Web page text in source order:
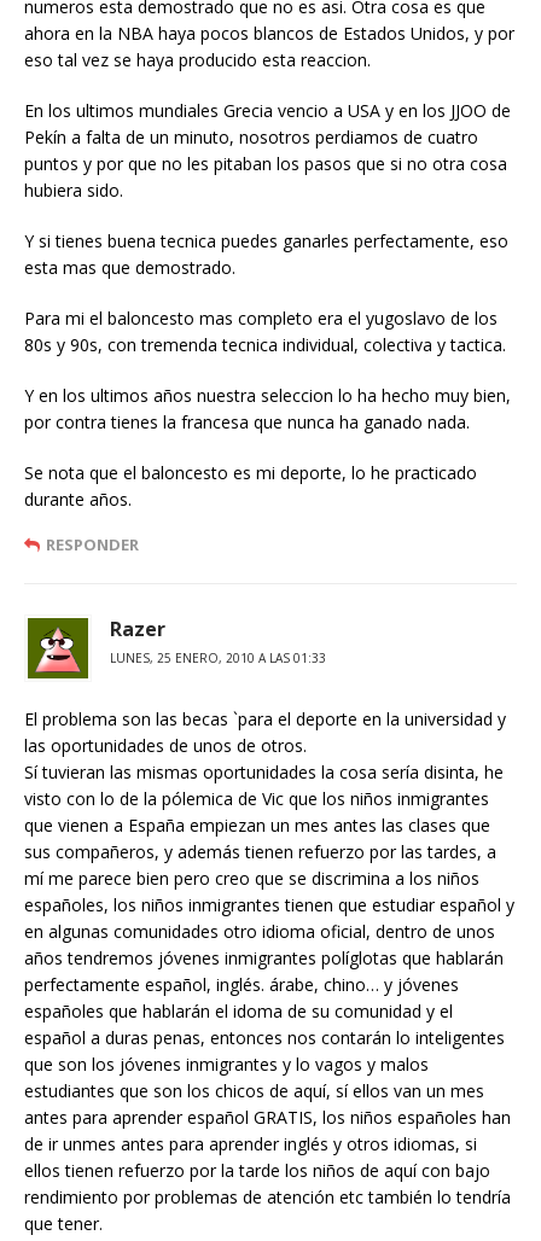
numeros esta demostrado que no es asi. Otra cosa es que
ahora en la NBA haya pocos blancos de Estados Unidos, y por
eso tal vez se haya producido esta reaccion.
En los ultimos mundiales Grecia vencio a USA y en los JJOO de
Pekín a falta de un minuto, nosotros perdiamos de cuatro
puntos y por que no les pitaban los pasos que si no otra cosa
hubiera sido.
Y si tienes buena tecnica puedes ganarles perfectamente, eso
esta mas que demostrado.
Para mi el baloncesto mas completo era el yugoslavo de los
80s y 90s, con tremenda tecnica individual, colectiva y tactica.
Y en los ultimos años nuestra seleccion lo ha hecho muy bien,
por contra tienes la francesa que nunca ha ganado nada.
Se nota que el baloncesto es mi deporte, lo he practicado
durante años.
RESPONDER
Razer
LUNES, 25 ENERO, 2010 A LAS 01:33
El problema son las becas `para el deporte en la universidad y
las oportunidades de unos de otros.
Sí tuvieran las mismas oportunidades la cosa sería disinta, he
visto con lo de la pólemica de Vic que los niños inmigrantes
que vienen a España empiezan un mes antes las clases que
sus compañeros, y además tienen refuerzo por las tardes, a
mí me parece bien pero creo que se discrimina a los niños
españoles, los niños inmigrantes tienen que estudiar español y
en algunas comunidades otro idioma oficial, dentro de unos
años tendremos jóvenes inmigrantes políglotas que hablarán
perfectamente español, inglés. árabe, chino… y jóvenes
españoles que hablarán el idoma de su comunidad y el
español a duras penas, entonces nos contarán lo inteligentes
que son los jóvenes inmigrantes y lo vagos y malos
estudiantes que son los chicos de aquí, sí ellos van un mes
antes para aprender español GRATIS, los niños españoles han
de ir unmes antes para aprender inglés y otros idiomas, si
ellos tienen refuerzo por la tarde los niños de aquí con bajo
rendimiento por problemas de atención etc también lo tendría
que tener.